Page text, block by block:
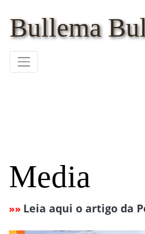
Bullema
Media
»» Leia aqui o artigo da